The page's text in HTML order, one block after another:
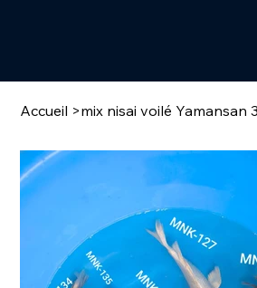
Accueil >mix nisai voilé Yamansan